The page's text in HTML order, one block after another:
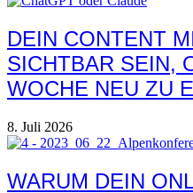
DEIN CONTENT
SICHTBAR SEIN,
WOCHE NEU ZU
8. Juli 2026
WARUM DEIN